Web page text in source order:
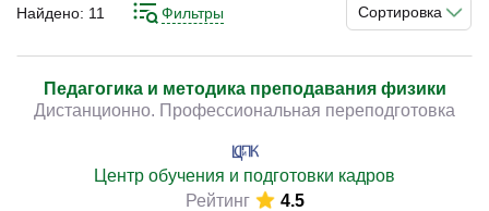
устройстве нашего мира с научной точки зрения, а
также учит применять подобные знания. Причём они
могут оказаться полезными, как при выборе
специальности, так и в повседневной жизни. Конечно,
такому педагогу необходимо соответствующее
профессии обучение. Использовать в качестве
профпереподготовки или средства повышения
квалификации можно курсы.
Сортировка
Найдено: 11 Фильтры
Педагогика и методика преподавания физики
Дистанционно. Профессиональная переподготовка
Центр обучения и подготовки кадров
Рейтинг
4.5